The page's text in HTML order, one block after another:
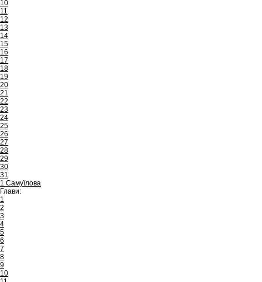
10
11
12
13
14
15
16
17
18
19
20
21
22
23
24
25
26
27
28
29
30
31
1 Самуїлова
Глави:
1
2
3
4
5
6
7
8
9
10